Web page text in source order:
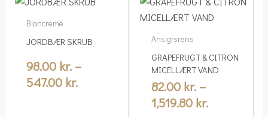
Blancreme
JORDBÆR SKRUB
98.00 kr. –
547.00 kr.
through
547.00 kr.
multiple
variants.
The
Ansigtsrens
GRAPEFRUGT & CITRON
MICELLÆRT VAND
82.00 kr. –
1,519.80 kr.
range:
1,519.80 kr.
product
multiple
variants.
options
may